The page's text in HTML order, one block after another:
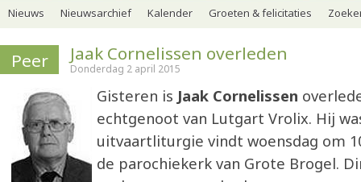
Nieuws Nieuwsarchief Kalender Groeten & felicitaties
Peer Jaak Cornelissen overleden
Donderdag 2 april 2015
Gisteren is Jaak Cornelissen
echtgenoot van Lutgart Vrolix. Hij
uitvaartliturgie vindt woensdag om
de parochiekerk van Grote Brogel.